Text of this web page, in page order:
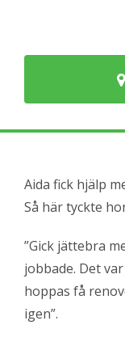
Aida fick hjälp
Så här tyckte
”Gick jättebra
jobbade. Det
hoppas få
igen”.